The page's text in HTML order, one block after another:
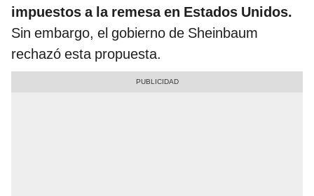
impuestos a la remesa en Estados Unidos.
Sin embargo, el gobierno de Sheinbaum
rechazó esta propuesta.